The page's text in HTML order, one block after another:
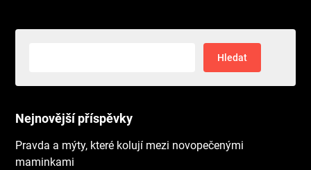
Nejnovější příspěvky
Pravda a mýty, které kolují mezi novopečenými
maminkami